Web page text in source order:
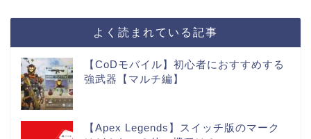
よく読まれている記事
【CoDモバイル】初心者におすすめする
強武器【マルチ編】
【Apex Legends】スイッチ版のマーク